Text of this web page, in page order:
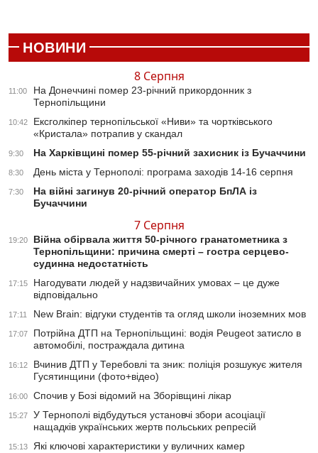
НОВИНИ
8 Серпня
11:00
На Донеччині помер 23-річний прикордонник з
Тернопільщини
10:42
Ексголкіпер тернопільської «Ниви» та чортківського
«Кристала» потрапив у скандал
9:30 На Харківщині помер 55-річний захисник із Бучаччини
8:30 День міста у Тернополі: програма заходів 14-16 серпня
7:30
На війні загинув 20-річний оператор БпЛА із
Бучаччини
7 Серпня
19:20
Війна обірвала життя 50-річного гранатометника з
Тернопільщини: причина смерті – гостра серцево-
судинна недостатність
17:15
Нагодувати людей у надзвичайних умовах – це дуже
відповідально
17:11 New Brain: відгуки студентів та огляд школи іноземних мов
17:07
Потрійна ДТП на Тернопільщині: водія Peugeot затисло в
автомобілі, постраждала дитина
16:12
Вчинив ДТП у Теребовлі та зник: поліція розшукує жителя
Гусятинщини (фото+відео)
16:00 Спочив у Бозі відомий на Зборівщині лікар
15:27
У Тернополі відбудуться установчі збори асоціації
нащадків українських жертв польських репресій
15:13
Які ключові характеристики у вуличних камер